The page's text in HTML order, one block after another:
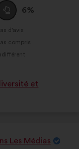
6%
d'avis
compris
et
Les Médias